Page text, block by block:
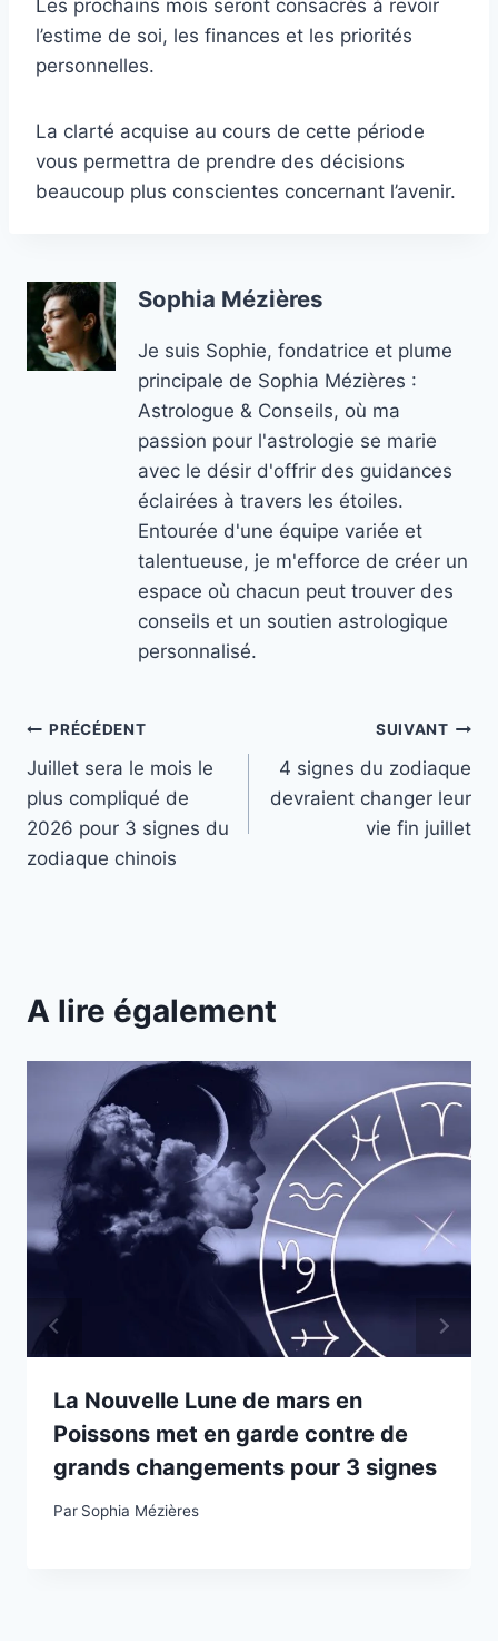
Les prochains mois seront consacrés à revoir
l’estime de soi, les finances et les priorités
personnelles.
La clarté acquise au cours de cette période
vous permettra de prendre des décisions
beaucoup plus conscientes concernant l’avenir.
Sophia Mézières
Je suis Sophie, fondatrice et plume
principale de Sophia Mézières :
Astrologue & Conseils, où ma
passion pour l'astrologie se marie
avec le désir d'offrir des guidances
éclairées à travers les étoiles.
Entourée d'une équipe variée et
talentueuse, je m'efforce de créer un
espace où chacun peut trouver des
conseils et un soutien astrologique
personnalisé.
Navigation
de
l’article
PRÉCÉDENT
Juillet sera le mois le
plus compliqué de
2026 pour 3 signes du
zodiaque chinois
SUIVANT
4 signes du zodiaque
devraient changer leur
vie fin juillet
A lire également
La Nouvelle Lune de mars en
Poissons met en garde contre de
grands changements pour 3 signes
Par Sophia Mézières